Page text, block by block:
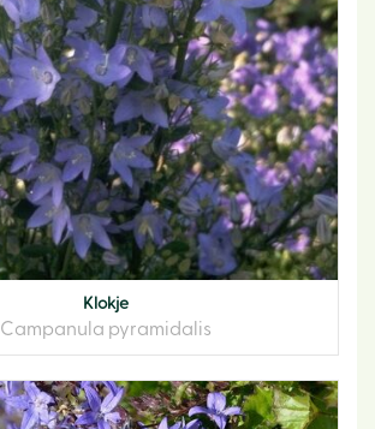
Klokje
Campanula pyramidalis